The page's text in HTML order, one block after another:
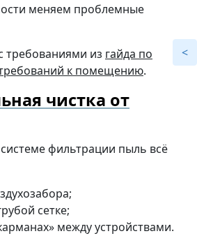
меняем проблемные
требованиями из гайда по
к помещению.
чистка от
фильтрации пыль всё
сетке;
между устройствами.